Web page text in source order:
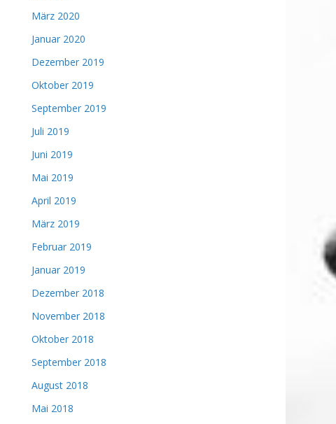
März 2020
Januar 2020
Dezember 2019
Oktober 2019
September 2019
Juli 2019
Juni 2019
Mai 2019
April 2019
März 2019
Februar 2019
Januar 2019
Dezember 2018
November 2018
Oktober 2018
September 2018
August 2018
Mai 2018